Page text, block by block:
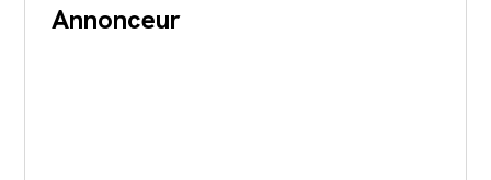
Annonceur